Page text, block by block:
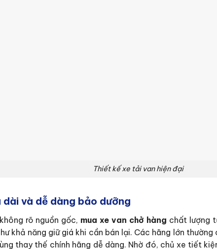
Thiết kế xe tải van hiện đại
và dễ dàng bảo dưỡng
rõ nguồn gốc, mua xe van chở hàng chất lượng
khả năng giữ giá khi cần bán lại. Các hãng lớn
thay thế chính hãng dễ dàng. Nhờ đó, chủ xe tiết